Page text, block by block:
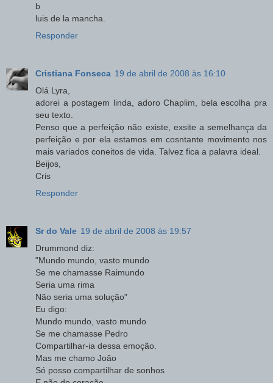
b
luis de la mancha.
Responder
Cristiana Fonseca 19 de abril de 2008 às 16:10
Olá Lyra,
adorei a postagem linda, adoro Chaplim, bela escolha pra
seu texto.
Penso que a perfeição não existe, exsite a semelhança da
perfeição e por ela estamos em cosntante movimento nos
mais variados coneitos de vida. Talvez fica a palavra ideal.
Beijos,
Cris
Responder
Sr do Vale 19 de abril de 2008 às 19:57
Drummond diz:
"Mundo mundo, vasto mundo
Se me chamasse Raimundo
Seria uma rima
Não seria uma solução"
Eu digo:
Mundo mundo, vasto mundo
Se me chamasse Pedro
Compartilhar-ia dessa emoção.
Mas me chamo João
Só posso compartilhar de sonhos